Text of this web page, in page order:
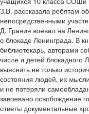
З.В. рассказала ребятам
непосредственными
Д. Гранин воевал на
о блокаде Ленинграда. В
библиотекарь, авторами
числе и детей блокадного
выяснить не только
состояния людей, их
и не потеряли
завоевано освобождение
ответы документальные